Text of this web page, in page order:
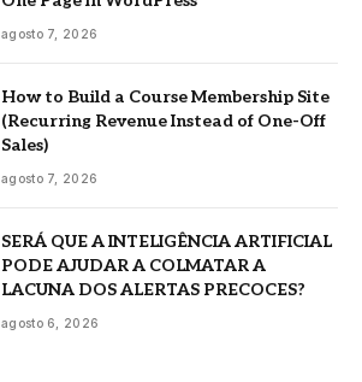
agosto 7, 2026
How to Build a Course Membership Site
(Recurring Revenue Instead of One-Off
Sales)
agosto 7, 2026
SERÁ QUE A INTELIGÊNCIA ARTIFICIAL
PODE AJUDAR A COLMATAR A
LACUNA DOS ALERTAS PRECOCES?
agosto 6, 2026